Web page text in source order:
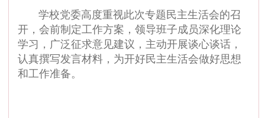
学校党委高度重视此次专题民主生活会的召
开，会前制定工作方案，领导班子成员深化理论
学习，广泛征求意见建议，主动开展谈心谈话，
认真撰写发言材料，为开好民主生活会做好思想
和工作准备。